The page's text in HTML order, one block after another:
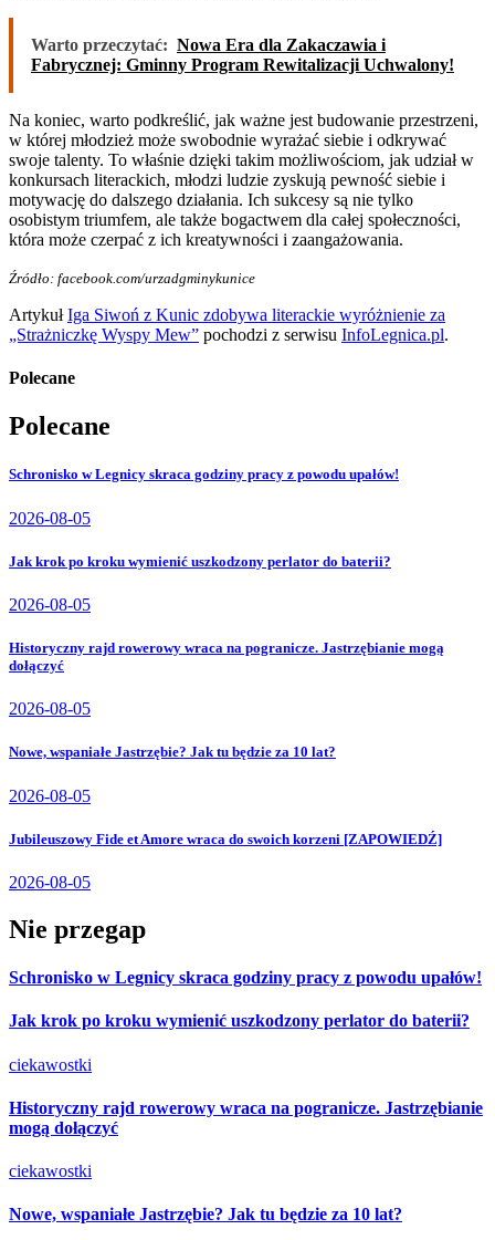
Warto przeczytać: Nowa Era dla Zakaczawia i
Fabrycznej: Gminny Program Rewitalizacji Uchwalony!
Na koniec, warto podkreślić, jak ważne jest budowanie przestrzeni,
w której młodzież może swobodnie wyrażać siebie i odkrywać
swoje talenty. To właśnie dzięki takim możliwościom, jak udział w
konkursach literackich, młodzi ludzie zyskują pewność siebie i
motywację do dalszego działania. Ich sukcesy są nie tylko
osobistym triumfem, ale także bogactwem dla całej społeczności,
która może czerpać z ich kreatywności i zaangażowania.
Źródło: facebook.com/urzadgminykunice
ArtykułIga Siwoń z Kunic zdobywa literackie wyróżnienie za
„Strażniczkę Wyspy Mew” pochodzi z serwisu InfoLegnica.pl.
Polecane
Polecane
Schronisko w Legnicy skraca godziny pracy z powodu upałów!
2026-08-05
Jak krok po kroku wymienić uszkodzony perlator do baterii?
2026-08-05
Historyczny rajd rowerowy wraca na pogranicze. Jastrzębianie mogą
dołączyć
2026-08-05
Nowe, wspaniałe Jastrzębie? Jak tu będzie za 10 lat?
2026-08-05
Jubileuszowy Fide et Amore wraca do swoich korzeni [ZAPOWIEDŹ]
2026-08-05
Nie przegap
Schronisko w Legnicy skraca godziny pracy z powodu upałów!
Jak krok po kroku wymienić uszkodzony perlator do baterii?
ciekawostki
Historyczny rajd rowerowy wraca na pogranicze. Jastrzębianie
mogą dołączyć
ciekawostki
Nowe, wspaniałe Jastrzębie? Jak tu będzie za 10 lat?